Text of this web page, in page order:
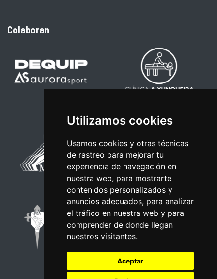
Utilizamos cookies
Usamos cookies y otras técnicas
de rastreo para mejorar tu
experiencia de navegación en
nuestra web, para mostrarte
contenidos personalizados y
anuncios adecuados, para analizar
el tráfico en nuestra web y para
comprender de donde llegan
nuestros visitantes.
Aceptar
Colaboran